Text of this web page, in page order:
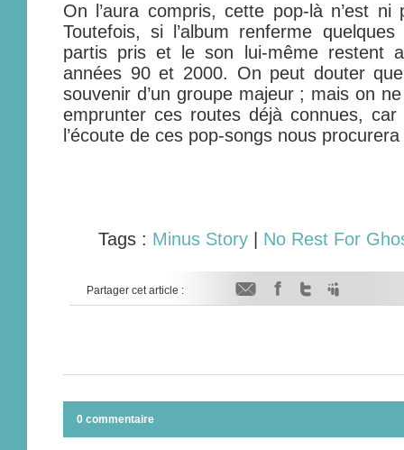
On l’aura compris, cette pop-là n’est ni
Toutefois, si l’album renferme
partis pris et le son lui-même restent
années 90 et 2000. On peut douter
souvenir d’un groupe majeur ; mais on
emprunter ces routes déjà connues,
l’écoute de ces pop-songs nous
Tags : Minus Story| No Rest For
Partager cet article :
0 commentaire